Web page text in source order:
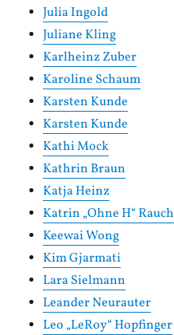
Julia Ingold
Juliane Kling
Karlheinz Zuber
Karoline Schaum
Karsten Kunde
Karsten Kunde
Kathi Mock
Kathrin Braun
Katja Heinz
Katrin „Ohne H“ Rauch
Keewai Wong
Kim Gjarmati
Lara Sielmann
Leander Neurauter
Leo „LeRoy“ Hopfinger